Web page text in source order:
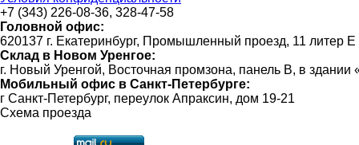
+7 (343) 226-08-36, 328-47-58
Головной офис:
620137 г. Екатеринбург, Промышленный проезд, 11 литер Е
Склад в Новом Уренгое:
г. Новый Уренгой, Восточная промзона, панель В, в
Мобильный офис в Санкт-Петербурге:
г Санкт-Петербург, переулок Апраксин, дом 19-21
Схема проезда